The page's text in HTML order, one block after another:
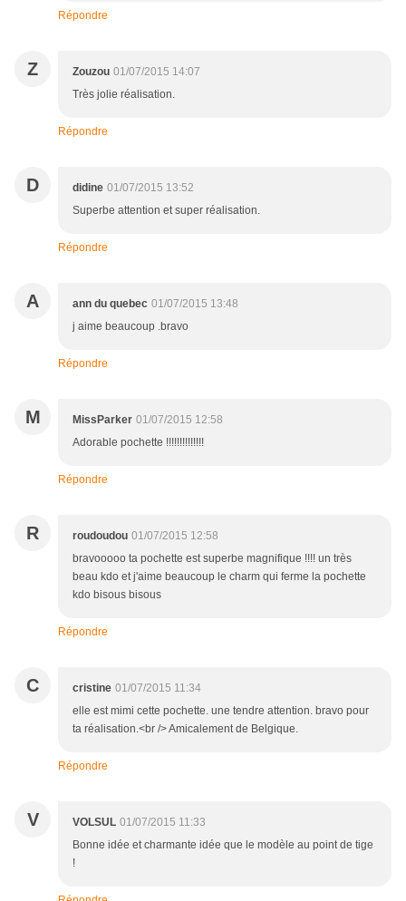
Répondre
Z Zouzou 01/07/2015 14:07
Très jolie réalisation.
Répondre
D didine 01/07/2015 13:52
Superbe attention et super réalisation.
Répondre
A ann du quebec 01/07/2015 13:48
j aime beaucoup .bravo
Répondre
M MissParker 01/07/2015 12:58
Adorable pochette !!!!!!!!!!!!!!
Répondre
R roudoudou 01/07/2015 12:58
bravooooo ta pochette est superbe magnifique !!!! un très
beau kdo et j'aime beaucoup le charm qui ferme la pochette
kdo bisous bisous
Répondre
C cristine 01/07/2015 11:34
elle est mimi cette pochette. une tendre attention. bravo pour
ta réalisation.<br /> Amicalement de Belgique.
Répondre
V VOLSUL 01/07/2015 11:33
Bonne idée et charmante idée que le modèle au point de tige
!